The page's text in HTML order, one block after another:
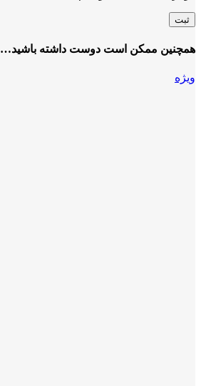
همچنین ممکن است دوست داشته باشید…
ویژه